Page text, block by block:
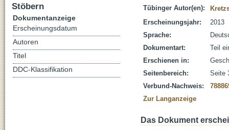
Tübinger Autor(en):
Erscheinungsjahr:
2013
Sprache:
Dokumentart:
Teil
Erschienen in:
Seitenbereich:
Seite
Verbund-Nachweis:
Zur Langanzeige
Das Dokument
Stöbern
Dokumentanzeige
Erscheinungsdatum
Autoren
Titel
DDC-Klassifikation